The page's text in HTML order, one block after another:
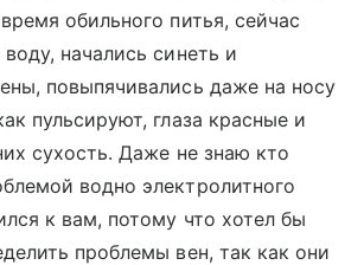
обильного питья, сейчас
начались синеть и
повыпячивались даже на носу
пульсируют, глаза красные и
сухость. Даже не знаю кто
водно электролитного
к вам, потому что хотел бы
проблемы вен, так как они